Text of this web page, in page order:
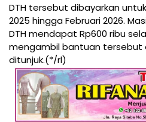
DTH tersebut dibayarkan
2025 hingga Februari 2026.
DTH mendapat Rp600 ribu
mengambil bantuan tersebut
ditunjuk.(*/rl)